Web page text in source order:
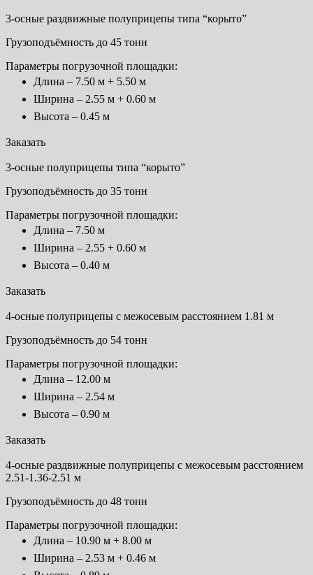
3-осные раздвижные полуприцепы типа “корыто”
Грузоподъёмность до 45 тонн
Параметры погрузочной площадки:
Длина – 7.50 м + 5.50 м
Ширина – 2.55 м + 0.60 м
Высота – 0.45 м
Заказать
3-осные полуприцепы типа “корыто”
Грузоподъёмность до 35 тонн
Параметры погрузочной площадки:
Длина – 7.50 м
Ширина – 2.55 + 0.60 м
Высота – 0.40 м
Заказать
4-осные полуприцепы с межосевым расстоянием 1.81 м
Грузоподъёмность до 54 тонн
Параметры погрузочной площадки:
Длина – 12.00 м
Ширина – 2.54 м
Высота – 0.90 м
Заказать
4-осные раздвижные полуприцепы с межосевым расстоянием
2.51-1.36-2.51 м
Грузоподъёмность до 48 тонн
Параметры погрузочной площадки:
Длина – 10.90 м + 8.00 м
Ширина – 2.53 м + 0.46 м